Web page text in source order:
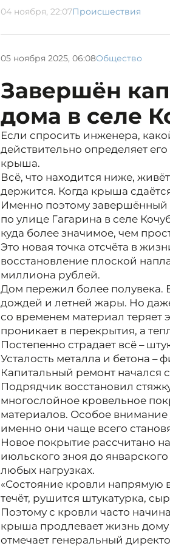
04 ноября, 22:07Происшествия
05 ноября 2025, 06:08Общество
Завершён
дома в селе
Если спросить инженера,
действительно определяет
крыша.
Всё, что находится ниже,
держится. Когда крыша
Именно поэтому
по улице Гагарина в селе
куда более значимое, чем
Это новая точка отсчёта в
восстановление плоской
миллиона рублей.
Дом пережил более полувека.
дождей и летней жары. Но
со временем материал теряет
проникает в перекрытия, а
Постепенно страдает всё –
Усталость металла и бетона –
Капитальный ремонт начался
Подрядчик восстановил
многослойное кровельное
материалов. Особое
именно они чаще всего
Новое покрытие рассчитано
июльского зноя до
любых нагрузках.
«Состояние кровли напрямую
течёт, рушится штукатурка,
Поэтому с кровли часто
крыша продлевает жизнь дому
отмечает генеральный